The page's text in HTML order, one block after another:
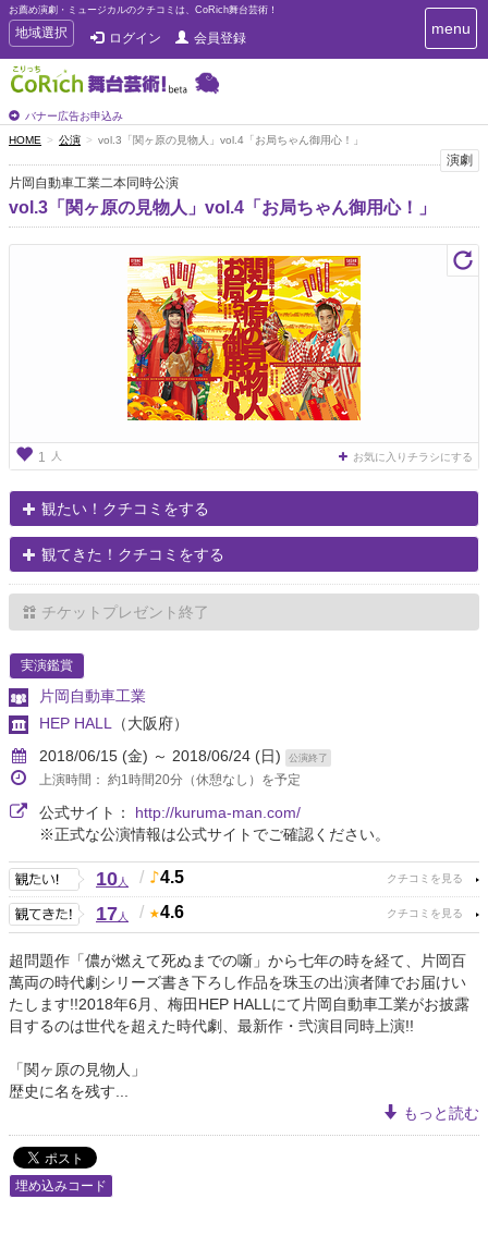
お薦め演劇・ミュージカルのクチコミは、CoRich舞台芸術！
T
o
g
g
e
n
a
v
g
地域選択 ログイン 会員登録
バナー広告お申込み
T
o
i
g
menu
HOME 公演 vol.3「関ヶ原の見物人」vol.4「お局ちゃん御用心！」
演劇
片岡自動車工業二本同時公演
vol.3「関ヶ原の見物人」vol.4「お局ちゃん御用心！」
1 人 お気に入りチラシにする
観たい！クチコミをする
観てきた！クチコミをする
チケットプレゼント終了
実演鑑賞
片岡自動車工業
HEP HALL
（大阪府）
2018/06/15 (金) ～ 2018/06/24 (日)
公演終了
上演時間： 約1時間20分（休憩なし）を予定
公式サイト： http://kuruma-man.com/
※正式な公演情報は公式サイトでご確認ください。
10人 / 4.5
17人 / 4.6
超問題作「儂が燃えて死ぬまでの噺」から七年の時を経て、片岡百
萬両の時代劇シリーズ書き下ろし作品を珠玉の出演者陣でお届けい
たします!!2018年6月、梅田HEP HALLにて片岡自動車工業がお披露
目するのは世代を超えた時代劇、最新作・弐演目同時上演!!
「関ヶ原の見物人」
歴史に名を残す...
もっと読む
埋め込みコード